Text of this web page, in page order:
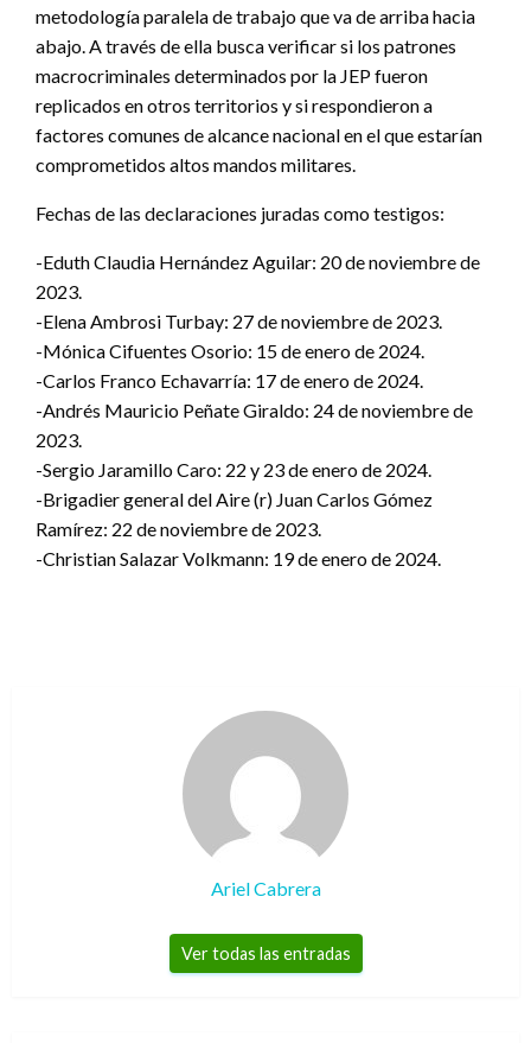
metodología paralela de trabajo que va de arriba hacia
abajo. A través de ella busca verificar si los patrones
macrocriminales determinados por la JEP fueron
replicados en otros territorios y si respondieron a
factores comunes de alcance nacional en el que estarían
comprometidos altos mandos militares.
Fechas de las declaraciones juradas como testigos:
-Eduth Claudia Hernández Aguilar: 20 de noviembre de
2023.
-Elena Ambrosi Turbay: 27 de noviembre de 2023.
-Mónica Cifuentes Osorio: 15 de enero de 2024.
-Carlos Franco Echavarría: 17 de enero de 2024.
-Andrés Mauricio Peñate Giraldo: 24 de noviembre de
2023.
-Sergio Jaramillo Caro: 22 y 23 de enero de 2024.
-Brigadier general del Aire (r) Juan Carlos Gómez
Ramírez: 22 de noviembre de 2023.
-Christian Salazar Volkmann: 19 de enero de 2024.
Ariel Cabrera
Ver todas las entradas